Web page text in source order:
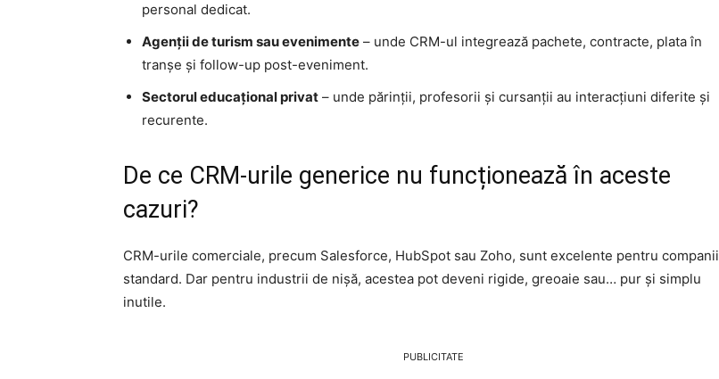
personal dedicat.
Agenții de turism sau evenimente – unde CRM-ul integrează pachete, contracte, plata în
tranșe și follow-up post-eveniment.
Sectorul educațional privat – unde părinții, profesorii și cursanții au interacțiuni diferite și
recurente.
De ce CRM-urile generice nu funcționează în aceste
cazuri?
CRM-urile comerciale, precum Salesforce, HubSpot sau Zoho, sunt excelente pentru companii
standard. Dar pentru industrii de nișă, acestea pot deveni rigide, greoaie sau… pur și simplu
inutile.
PUBLICITATE